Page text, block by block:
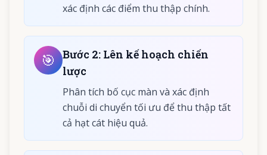
xác định các điểm thu thập chính.
🎯 Bước 2: Lên kế hoạch chiến
lược
Phân tích bố cục màn và xác định
chuỗi di chuyển tối ưu để thu thập tất
cả hạt cát hiệu quả.